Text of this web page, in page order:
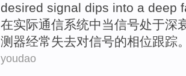
desired signal dips into a deep
在实际通信系统中当信号处于深
测器经常失去对信号的相位跟踪
youdao